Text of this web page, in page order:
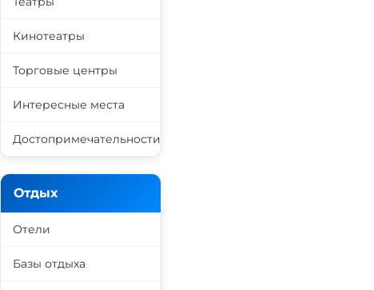
Кинотеатры
Торговые центры
Интересные места
Достопримечательности
Отдых
Отели
Базы отдыха